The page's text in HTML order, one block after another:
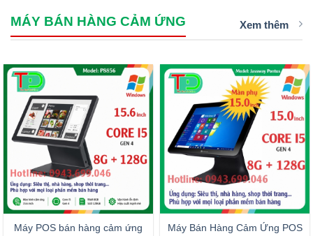
MÁY BÁN HÀNG CẢM ỨNG Xem thêm
Máy POS bán hàng cảm ứng
Máy Bán Hàng Cảm Ứng POS